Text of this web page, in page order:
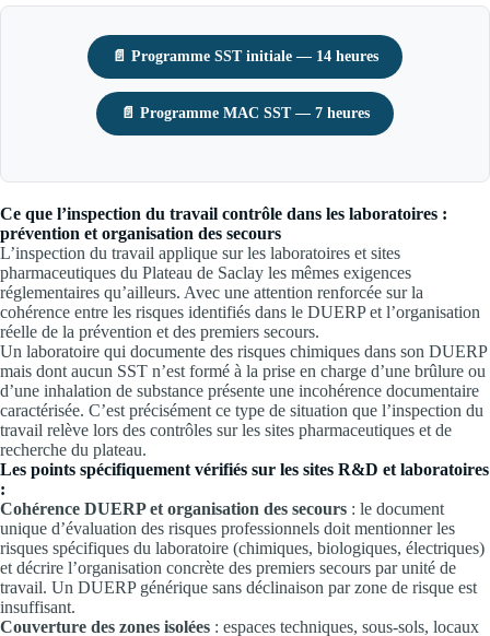
📄 Programme SST initiale — 14 heures
📄 Programme MAC SST — 7 heures
Ce que l’inspection du travail contrôle dans les laboratoires :
prévention et organisation des secours
L’inspection du travail applique sur les laboratoires et sites
pharmaceutiques du Plateau de Saclay les mêmes exigences
réglementaires qu’ailleurs. Avec une attention renforcée sur la
cohérence entre les risques identifiés dans le DUERP et l’organisation
réelle de la prévention et des premiers secours.
Un laboratoire qui documente des risques chimiques dans son DUERP
mais dont aucun SST n’est formé à la prise en charge d’une brûlure ou
d’une inhalation de substance présente une incohérence documentaire
caractérisée. C’est précisément ce type de situation que l’inspection du
travail relève lors des contrôles sur les sites pharmaceutiques et de
recherche du plateau.
Les points spécifiquement vérifiés sur les sites R&D et laboratoires
:
Cohérence DUERP et organisation des secours : le document
unique d’évaluation des risques professionnels doit mentionner les
risques spécifiques du laboratoire (chimiques, biologiques, électriques)
et décrire l’organisation concrète des premiers secours par unité de
travail. Un DUERP générique sans déclinaison par zone de risque est
insuffisant.
Couverture des zones isolées : espaces techniques, sous-sols, locaux